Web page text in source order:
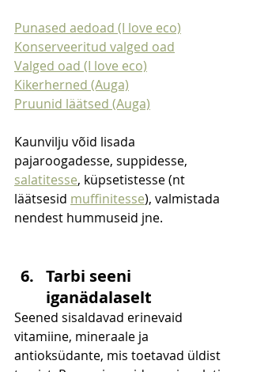
Punased aedoad (I love eco)
Konserveeritud valged oad
Valged oad (I love eco)
Kikerherned (Auga)
Pruunid läätsed (Auga)
Kaunvilju võid lisada
pajaroogadesse, suppidesse,
salatitesse, küpsetistesse (nt
läätsesid muffinitesse), valmistada
nendest hummuseid jne.
Tarbi seeni
iganädalaselt
Seened sisaldavad erinevaid
vitamiine, mineraale ja
antioksüdante, mis toetavad üldist